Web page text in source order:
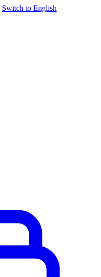
Switch to English